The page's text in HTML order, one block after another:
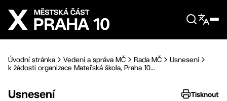
Přejít na hlavní obsah
Úvodní stránka Vedení a správa MČ Rada MČ
Usnesení
k žádosti organizace Mateřská škola, Praha 10...
Usnesení Tisknout